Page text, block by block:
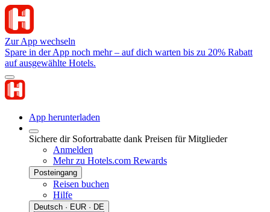
Zur App wechseln
Spare in der App noch mehr – auf dich warten bis zu 20% Rabatt
auf ausgewählte Hotels.
App herunterladen
Sichere dir Sofortrabatte dank Preisen für Mitglieder
Anmelden
Mehr zu Hotels.com Rewards
Posteingang
Reisen buchen
Hilfe
Deutsch · EUR · DE